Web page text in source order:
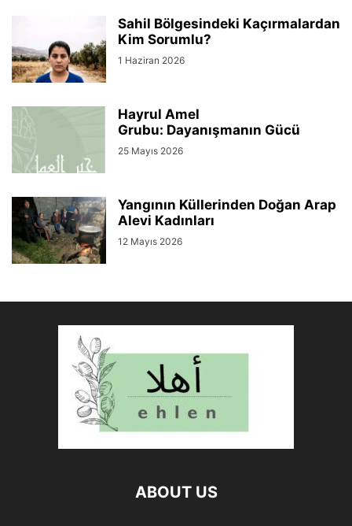
Sahil Bölgesindeki Kaçırmalardan
Kim Sorumlu?
1 Haziran 2026
Hayrul Amel
Grubu: Dayanışmanın Gücü
25 Mayıs 2026
Yangının Küllerinden Doğan Arap
Alevi Kadınları
12 Mayıs 2026
ABOUT US